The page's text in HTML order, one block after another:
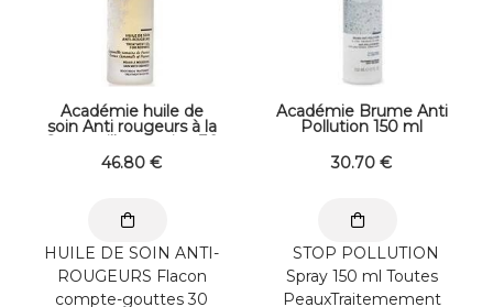
Académie huile de
soin Anti rougeurs à la
Camomille romaine 30
ml
46.80 €
HUILE DE SOIN ANTI-
ROUGEURS Flacon
compte-gouttes 30
Académie Brume Anti
Pollution 150 ml
30.70 €
STOP POLLUTION
Spray 150 ml Toutes
PeauxTraitemement